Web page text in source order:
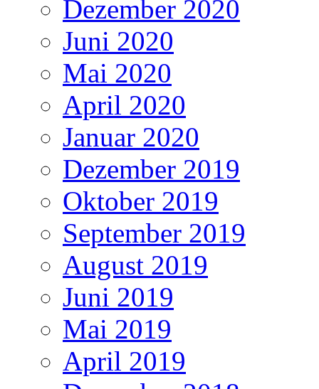
Dezember 2020
Juni 2020
Mai 2020
April 2020
Januar 2020
Dezember 2019
Oktober 2019
September 2019
August 2019
Juni 2019
Mai 2019
April 2019